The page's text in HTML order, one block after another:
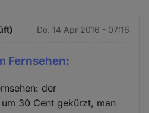
Do. 14 Apr 2016 - 07:16
Fernsehen:
der
30 Cent gekürzt, man